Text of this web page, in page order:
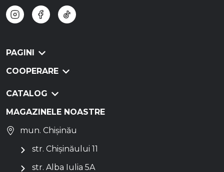
PAGINI
COOPERARE
CATALOG
MAGAZINELE NOASTRE
mun. Chișinău
str. Chișinăului 11
str. Alba Iulia 5A